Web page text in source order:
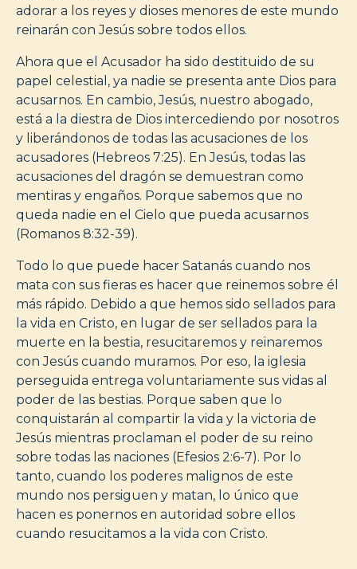
adorar a los reyes y dioses menores de este mundo
reinarán con Jesús sobre todos ellos.
Ahora que el Acusador ha sido destituido de su
papel celestial, ya nadie se presenta ante Dios para
acusarnos. En cambio, Jesús, nuestro abogado,
está a la diestra de Dios intercediendo por nosotros
y liberándonos de todas las acusaciones de los
acusadores (Hebreos 7:25). En Jesús, todas las
acusaciones del dragón se demuestran como
mentiras y engaños. Porque sabemos que no
queda nadie en el Cielo que pueda acusarnos
(Romanos 8:32-39).
Todo lo que puede hacer Satanás cuando nos
mata con sus fieras es hacer que reinemos sobre él
más rápido. Debido a que hemos sido sellados para
la vida en Cristo, en lugar de ser sellados para la
muerte en la bestia, resucitaremos y reinaremos
con Jesús cuando muramos. Por eso, la iglesia
perseguida entrega voluntariamente sus vidas al
poder de las bestias. Porque saben que lo
conquistarán al compartir la vida y la victoria de
Jesús mientras proclaman el poder de su reino
sobre todas las naciones (Efesios 2:6-7). Por lo
tanto, cuando los poderes malignos de este
mundo nos persiguen y matan, lo único que
hacen es ponernos en autoridad sobre ellos
cuando resucitamos a la vida con Cristo.